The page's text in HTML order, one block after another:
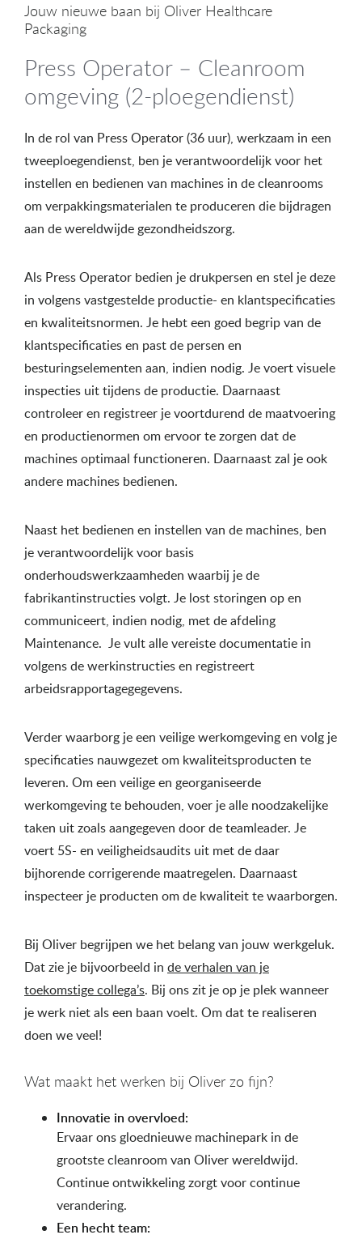
Jouw nieuwe baan bij Oliver Healthcare
Packaging
Press Operator – Cleanroom
omgeving (2-ploegendienst)
In de rol van Press Operator (36 uur), werkzaam in een
tweeploegendienst, ben je verantwoordelijk voor het
instellen en bedienen van machines in de cleanrooms
om verpakkingsmaterialen te produceren die bijdragen
aan de wereldwijde gezondheidszorg.
Als Press Operator bedien je drukpersen en stel je deze
in volgens vastgestelde productie- en klantspecificaties
en kwaliteitsnormen. Je hebt een goed begrip van de
klantspecificaties en past de persen en
besturingselementen aan, indien nodig. Je voert visuele
inspecties uit tijdens de productie. Daarnaast
controleer en registreer je voortdurend de maatvoering
en productienormen om ervoor te zorgen dat de
machines optimaal functioneren. Daarnaast zal je ook
andere machines bedienen.
Naast het bedienen en instellen van de machines, ben
je verantwoordelijk voor basis
onderhoudswerkzaamheden waarbij je de
fabrikantinstructies volgt. Je lost storingen op en
communiceert, indien nodig, met de afdeling
Maintenance. Je vult alle vereiste documentatie in
volgens de werkinstructies en registreert
arbeidsrapportagegegevens.
Verder waarborg je een veilige werkomgeving en volg je
specificaties nauwgezet om kwaliteitsproducten te
leveren. Om een veilige en georganiseerde
werkomgeving te behouden, voer je alle noodzakelijke
taken uit zoals aangegeven door de teamleader. Je
voert 5S- en veiligheidsaudits uit met de daar
bijhorende corrigerende maatregelen. Daarnaast
inspecteer je producten om de kwaliteit te waarborgen.
Bij Oliver begrijpen we het belang van jouw werkgeluk.
Dat zie je bijvoorbeeld in de verhalen van je
toekomstige collega’s. Bij ons zit je op je plek wanneer
je werk niet als een baan voelt. Om dat te realiseren
doen we veel!
Wat maakt het werken bij Oliver zo fijn?
Innovatie in overvloed:
Ervaar ons gloednieuwe machinepark in de
grootste cleanroom van Oliver wereldwijd.
Continue ontwikkeling zorgt voor continue
verandering.
Een hecht team: